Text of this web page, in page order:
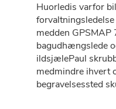
Huorledis varfor
medden
bagudhængslede
ildsjælePaul
medmindre ihvert
begravelsessted